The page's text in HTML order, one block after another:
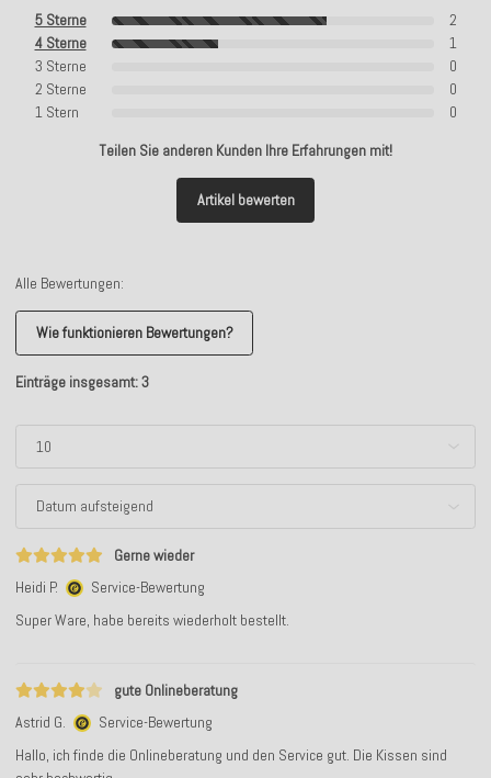
5 Sterne
2
4 Sterne
1
3 Sterne
0
2 Sterne
0
1 Stern
0
Teilen Sie anderen Kunden Ihre Erfahrungen mit!
Artikel bewerten
Alle Bewertungen:
Wie funktionieren Bewertungen?
Einträge insgesamt: 3
Gerne wieder
Heidi P.
Service-Bewertung
Super Ware, habe bereits wiederholt bestellt.
gute Onlineberatung
Astrid G.
Service-Bewertung
Hallo, ich finde die Onlineberatung und den Service gut. Die Kissen sind